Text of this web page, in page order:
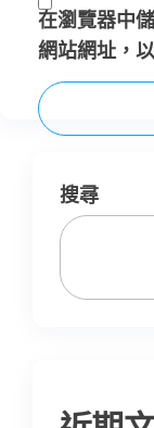
在瀏覽器中
網站網址，
搜尋